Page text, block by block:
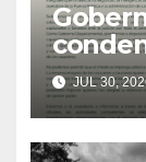
ciudadanos y
JUL 30,